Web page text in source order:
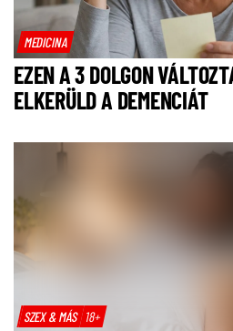
MEDICINA
EZEN A 3 DOLGON
ELKERÜLD A DEMENCIÁT
SZEX & MÁS 18+